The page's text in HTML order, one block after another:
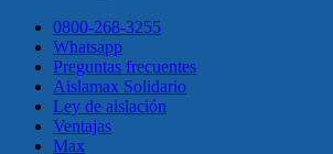
0800-268-3255
Whatsapp
Preguntas frecuentes
Aislamax Solidario
Ley de aislación
Ventajas
Max